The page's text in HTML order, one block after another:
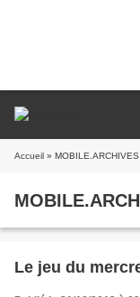
Accueil » MOBILE.ARCHIVES
Le jeu du